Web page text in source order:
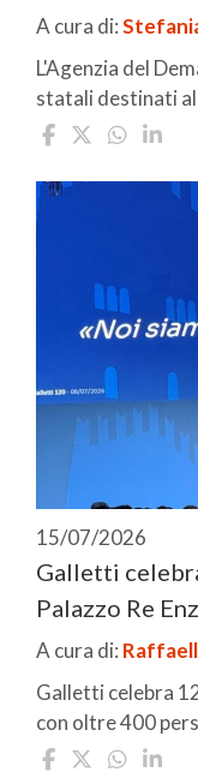
A cura di:
L'Agenzia del
statali destinati
15/07/2026
Galletti
Palazzo Re
A cura di:
Galletti celebra
con oltre 400